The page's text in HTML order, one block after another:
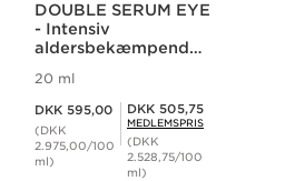
DOUBLE SERUM EYE
- Intensiv
aldersbekæmpende
20 ml
DKK 595,00
(DKK
2.975,00/100
ml)
Medlemspris DKK 505,75
DKK 505,75
MEDLEMSPRIS
(DKK
2.528,75/100
ml)